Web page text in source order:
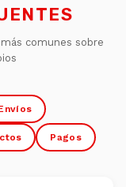
comunes sobre
Pagos